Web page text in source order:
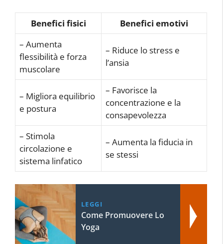
Benefici fisici
Benefici emotivi
– Aumenta
flessibilità e forza
muscolare
– Riduce lo stress e
l’ansia
– Migliora equilibrio
e postura
– Favorisce la
concentrazione e la
consapevolezza
– Stimola
circolazione e
sistema linfatico
– Aumenta la fiducia in
se stessi
LEGGI
Come Promuovere Lo
Yoga